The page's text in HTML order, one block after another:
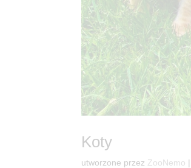
Koty
utworzone przez ZooNemo |